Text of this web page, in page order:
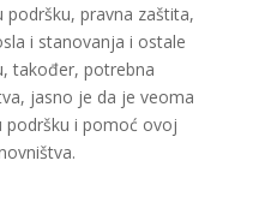
pravna zaštita,
i stanovanja i ostale
također, potrebna
jasno je da je veoma
podršku i pomoć ovoj